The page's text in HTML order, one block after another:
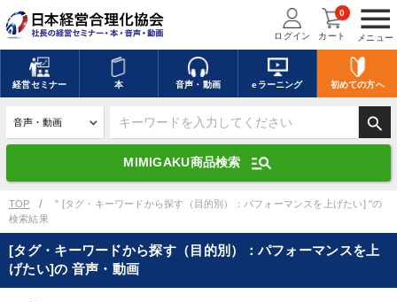
menu
メニュー
ログイン カート
0
経営セミナー 本 音声・動画 eラーニング 初めての方へ
search
MIMIGAKU商品検索 manage_search
キーワードを入力して探す
デジタル版対応のみ検索結果に表示する
search 上記の条件で検索
mic 講演収録物を探す
TOP
" [タグ・キーワードから探す（目的別）：パフォーマンスを上げたい] "の
検索結果
[タグ・キーワードから探す（目的別）：パフォーマンスを上
げたい]の 音声・動画